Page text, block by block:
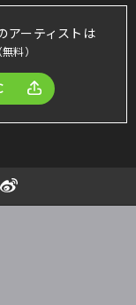
アーティストは
（無料）